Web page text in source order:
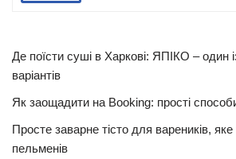
Де поїсти суші в Харкові: ЯПІКО – один
варіантів
Як заощадити на Booking: прості
Просте заварне тісто для вареників,
пельменів